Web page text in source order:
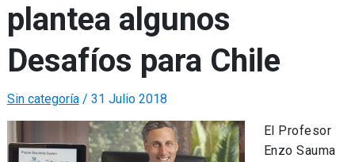
plantea algunos
Desafíos para Chile
Sin categoría/ 31 Julio 2018
El Profesor
Enzo Sauma